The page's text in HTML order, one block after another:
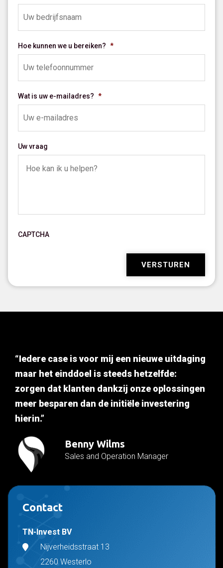
Hoe kunnen we u bereiken? *
Wat is uw e-mailadres? *
Uw vraag
CAPTCHA
VERSTUREN
“Iedere case is voor mij een nieuwe uitdaging
maar het einddoel is steeds hetzelfde:
zorgen dat klanten dankzij onze oplossingen
meer besparen dan de initiële investering
hierin.”
Benny Wilms
Sales and Operation Manager
Contact
TN-Invest BV
Nijverheidsstraat 13
2260 Westerlo